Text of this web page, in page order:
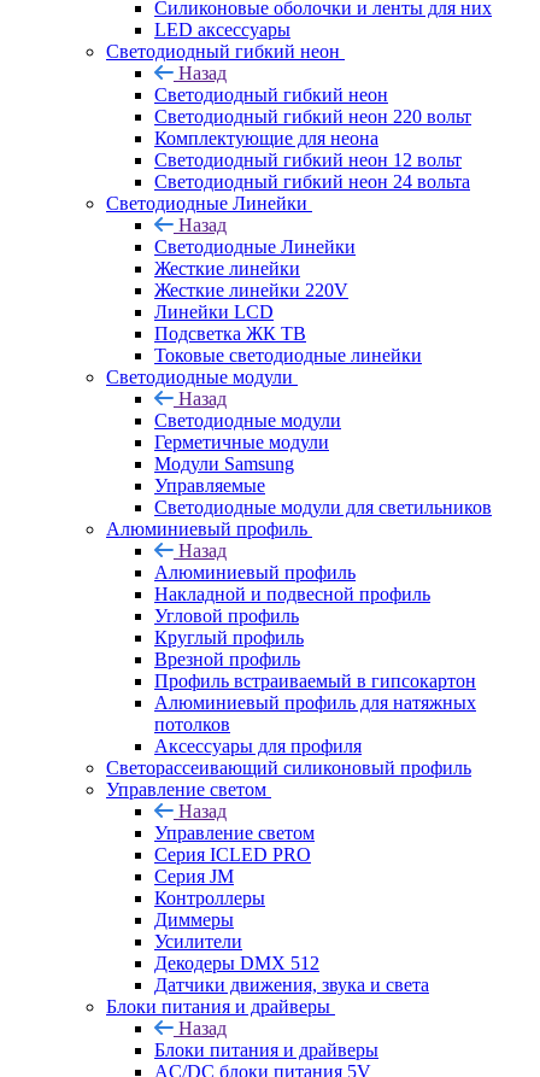
Силиконовые оболочки и ленты для них
LED аксессуары
Светодиодный гибкий неон
Назад
Светодиодный гибкий неон
Светодиодный гибкий неон 220 вольт
Комплектующие для неона
Светодиодный гибкий неон 12 вольт
Светодиодный гибкий неон 24 вольта
Светодиодные Линейки
Назад
Светодиодные Линейки
Жесткие линейки
Жесткие линейки 220V
Линейки LCD
Подсветка ЖК ТВ
Токовые светодиодные линейки
Светодиодные модули
Назад
Светодиодные модули
Герметичные модули
Модули Samsung
Управляемые
Светодиодные модули для светильников
Алюминиевый профиль
Назад
Алюминиевый профиль
Накладной и подвесной профиль
Угловой профиль
Круглый профиль
Врезной профиль
Профиль встраиваемый в гипсокартон
Алюминиевый профиль для натяжных
потолков
Аксессуары для профиля
Светорассеивающий силиконовый профиль
Управление светом
Назад
Управление светом
Серия ICLED PRO
Серия JM
Контроллеры
Диммеры
Усилители
Декодеры DMX 512
Датчики движения, звука и света
Блоки питания и драйверы
Назад
Блоки питания и драйверы
AC/DC блоки питания 5V